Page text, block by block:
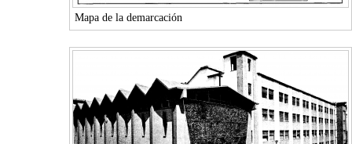
Mapa de la demarcación